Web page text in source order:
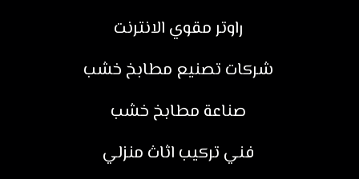
راوتر مقوي الانترنت
شركات تصنيع مطابخ خشب
صناعة مطابخ خشب
فني تركيب اثاث منزلي